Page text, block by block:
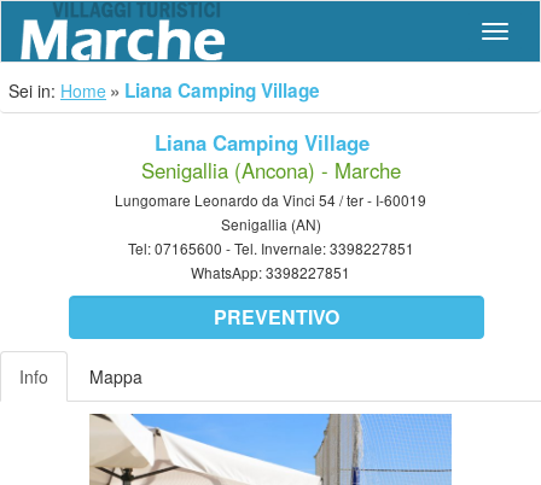
Sei in: Home Liana Camping Village
Liana Camping Village
Senigallia (Ancona) - Marche
Lungomare Leonardo da Vinci 54 / ter - I-60019
Senigallia (AN)
Tel:07165600 - Tel. Invernale:3398227851
WhatsApp:3398227851
PREVENTIVO
Info Mappa
Previous